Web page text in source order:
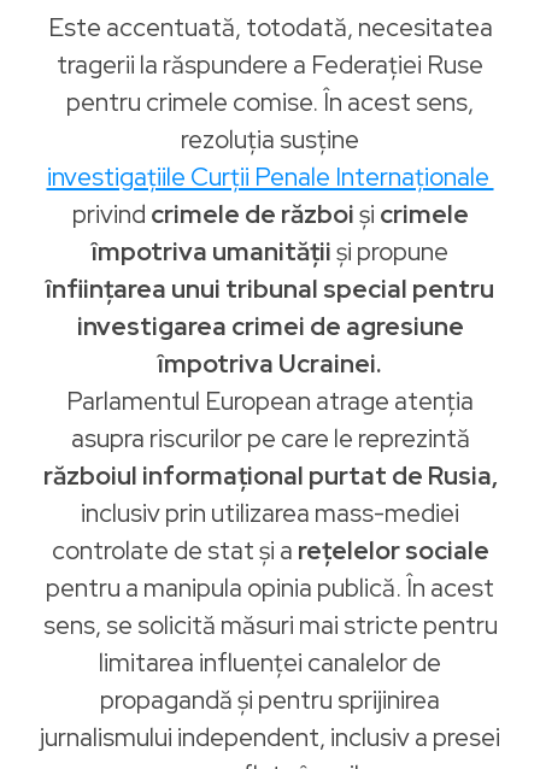
Este accentuată, totodată, necesitatea
tragerii la răspundere a Federației Ruse
pentru crimele comise. În acest sens,
rezoluția susține
investigațiile Curții Penale Internaționale
privind crimele de războiși crimele
împotriva umanitățiiși propune
înființarea unui tribunal special pentru
investigarea crimei de agresiune
împotriva Ucrainei.
Parlamentul European atrage atenția
asupra riscurilor pe care le reprezintă
războiul informațional purtat de Rusia,
inclusiv prin utilizarea mass-mediei
controlate de stat și a rețelelor sociale
pentru a manipula opinia publică. În acest
sens, se solicită măsuri mai stricte pentru
limitarea influenței canalelor de
propagandă și pentru sprijinirea
jurnalismului independent, inclusiv a presei